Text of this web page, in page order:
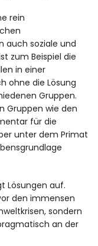
rein
auch soziale und
zum Beispiel die
in einer
ohne die Lösung
Gruppen.
Gruppen wie den
für die
unter dem Primat
Lösungen auf.
den immensen
sondern
an der